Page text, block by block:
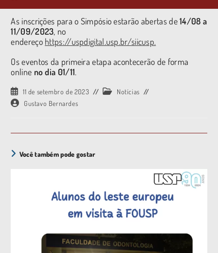
As inscrições para o Simpósio estarão abertas de14/08 a
11/09/2023, no
endereço https://uspdigital.usp.br/siicusp.
Os eventos da primeira etapa acontecerão de forma
online no dia 01/11.
11 de setembro de 2023
Notícias
Gustavo Bernardes
Você também pode gostar